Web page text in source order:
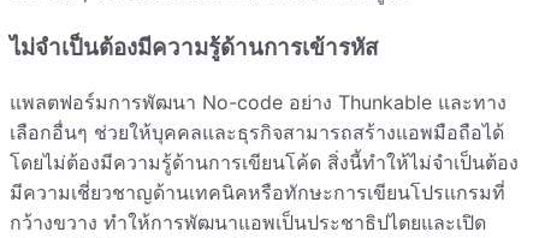
ไม่จำเป็นต้องมีความรู้ด้านการเข้ารหัส
แพลตฟอร์มการพัฒนา No-code อย่าง Thunkable และทาง
เลือกอื่นๆ ช่วยให้บุคคลและธุรกิจสามารถสร้างแอพมือถือได้
โดยไม่ต้องมีความรู้ด้านการเขียนโค้ด สิ่งนี้ทำให้ไม่จำเป็นต้อง
มีความเชี่ยวชาญด้านเทคนิคหรือทักษะการเขียนโปรแกรมที่
กว้างขวาง ทำให้การพัฒนาแอพเป็นประชาธิปไตยและเปิด